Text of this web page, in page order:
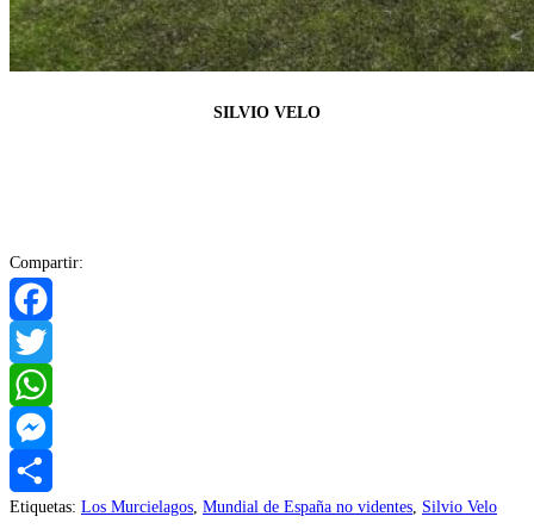
SILVIO VELO
Compartir:
Facebook
Twitter
WhatsApp
Messenger
Compartir
Etiquetas: Los Murcielagos Mundial de España no videntes Silvio Velo